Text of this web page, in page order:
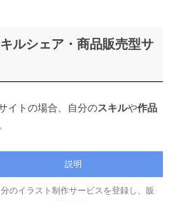
シェア・商品販売型サ
イトの場合、自分のスキルや作品
説明
のイラスト制作サービスを登録し、販